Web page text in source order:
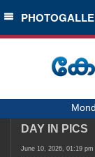
SECTIONS
HOME
NOTIFIED NEWS
DAY IN PICS
June 10, 2026, 01:19 pm